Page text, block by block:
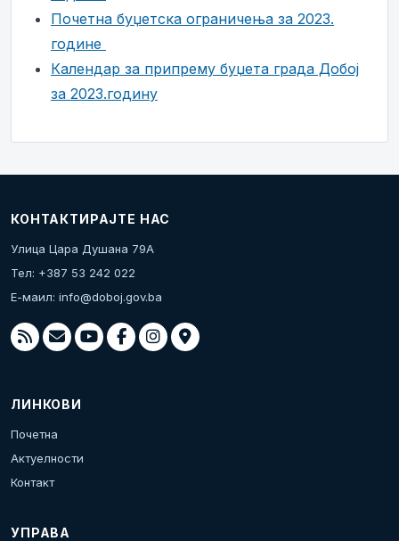
Почетна буџетска ограничења за 2023.
године
Календар за припрему буџета града Добој
за 2023.годину
КОНТАКТИРАЈТЕ НАС
Улица Цара Душана 79А
Тел: +387 53 242 022
Е-маил: info@doboj.gov.ba
ЛИНКОВИ
Почетна
Актуелности
Контакт
УПРАВА